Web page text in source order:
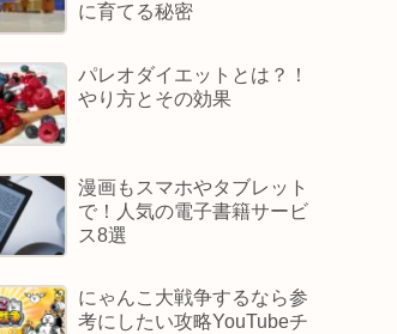
に育てる秘密
パレオダイエットとは？！
やり方とその効果
漫画もスマホやタブレット
で！人気の電子書籍サービ
ス8選
にゃんこ大戦争するなら参
考にしたい攻略YouTubeチ